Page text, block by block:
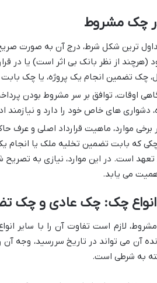
چک مشروط
ترین شکل شرط، درج آن به صورت
از نظر بانک بی اثر است) یا در
چک تضمین انجام یک پروژه، یا چک
اوقات، توافق بر سر مشروط بودن
دشواری های خاص خود را دارد و
برخی موارد، ماهیت قرارداد اصلی و عرف
چکی که بابت تضمین تخلیه ملک یا
است. در این موارد، نیازی به تصریح
می یابد.
انواع چک: چک عادی و
لازم است تفاوت آن را با سایر
آن می تواند در تاریخ سررسید، وجه آن
به شرطی است.